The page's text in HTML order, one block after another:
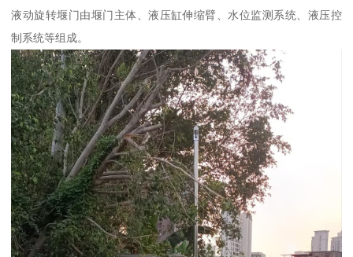
液动旋转堰门由堰门主体、液压缸伸缩臂、水位监测系统、液压控
制系统等组成。